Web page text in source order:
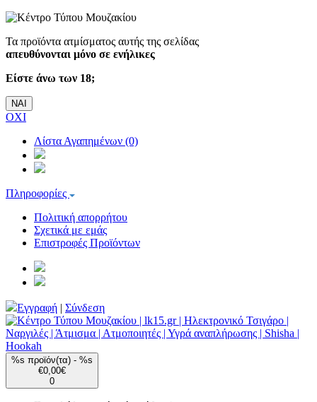
Τα προϊόντα ατμίσματος αυτής της σελίδας
απευθύνονται μόνο σε ενήλικες
Είστε άνω των 18;
ΝΑΙ
ΟΧΙ
Λίστα Αγαπημένων (0)
Πληροφορίες
Πολιτική απορρήτου
Σχετικά με εμάς
Επιστροφές Προϊόντων
Εγγραφή | Σύνδεση
%s προϊόν(τα) - %s
€0,00€
0